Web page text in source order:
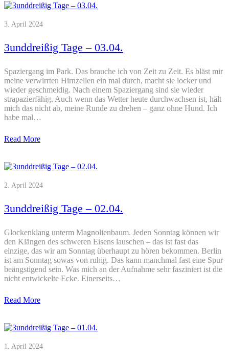
3. April 2024
3unddreißig Tage – 03.04.
Spaziergang im Park. Das brauche ich von Zeit zu Zeit. Es bläst mir
meine verwirrten Hirnzellen ein mal durch, macht sie locker und
wieder geschmeidig. Nach einem Spaziergang sind sie wieder
strapazierfähig. Auch wenn das Wetter heute durchwachsen ist, hält
mich das nicht ab, meine Runde zu drehen – ganz ohne Hund. Ich
habe mal…
Read More
2. April 2024
3unddreißig Tage – 02.04.
Glockenklang unterm Magnolienbaum. Jeden Sonntag können wir
den Klängen des schweren Eisens lauschen – das ist fast das
einzige, das wir am Sonntag überhaupt zu hören bekommen. Berlin
ist am Sonntag sowas von ruhig. Das kann manchmal fast eine Spur
beängstigend sein. Was mich an der Aufnahme sehr fasziniert ist die
nicht entwickelte Ecke. Einerseits…
Read More
1. April 2024